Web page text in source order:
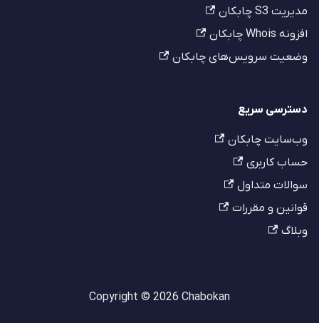
مدیریت S3 چابکان
افزونه Whois چابکان
وضعیت سرویس‌های چابکان
دسترسی سریع
وب‌سایت چابکان
حساب کاربری
سوالات متداول
قوانین و مقررات
وبلاگ
Copyright © 2026 Chabokan